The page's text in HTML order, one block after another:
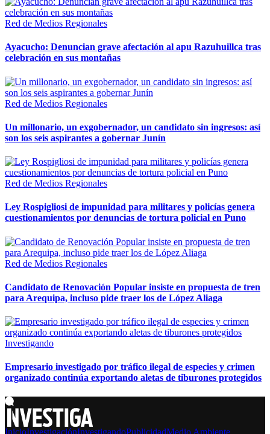
Red de Medios Regionales
Ayacucho: Denuncian grave afectación al apu Razuhuillca tras
celebración en sus montañas
Red de Medios Regionales
Un millonario, un exgobernador, un candidato sin ingresos: así
son los seis aspirantes a gobernar Junín
Red de Medios Regionales
Ley Rospigliosi de impunidad para militares y policías genera
cuestionamientos por denuncias de tortura policial en Puno
Red de Medios Regionales
Candidato de Renovación Popular insiste en propuesta de tren
para Arequipa, incluso pide traer los de López Aliaga
Investigando
Empresario investigado por tráfico ilegal de especies y crimen
organizado continúa exportando aletas de tiburones protegidos
InicioInvestigaciónInvestigandoPublicidadMedio Ambiente